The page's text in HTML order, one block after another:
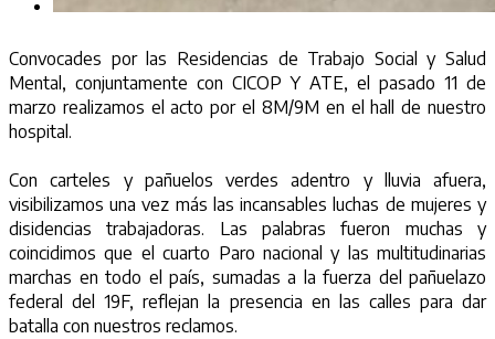
Convocades por las Residencias de Trabajo Social y Salud
Mental, conjuntamente con CICOP Y ATE, el pasado 11 de
marzo realizamos el acto por el 8M/9M en el hall de nuestro
hospital.
Con carteles y pañuelos verdes adentro y lluvia afuera,
visibilizamos una vez más las incansables luchas de mujeres y
disidencias trabajadoras. Las palabras fueron muchas y
coincidimos que el cuarto Paro nacional y las multitudinarias
marchas en todo el país, sumadas a la fuerza del pañuelazo
federal del 19F, reflejan la presencia en las calles para dar
batalla con nuestros reclamos.